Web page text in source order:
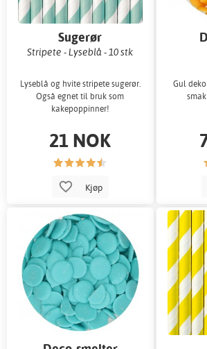
Sugerør
Stripete - Lyseblå - 10 stk
Lyseblå og hvite stripete sugerør.
Også egnet til bruk som
kakepoppinner!
21 NOK
Kjøp
Gul